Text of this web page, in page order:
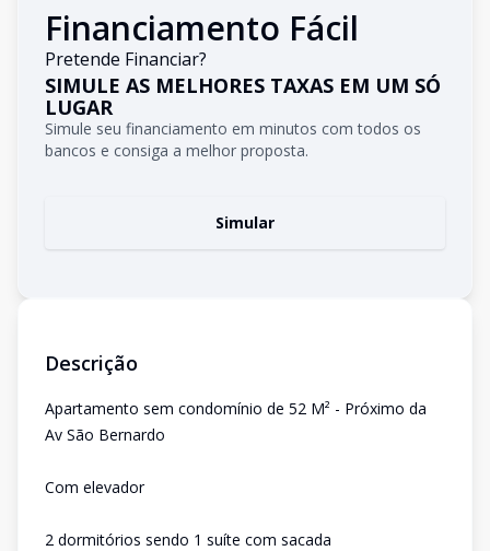
Financiamento Fácil
Pretende Financiar?
SIMULE AS MELHORES TAXAS EM UM SÓ
LUGAR
Simule seu financiamento em minutos com todos os
bancos e consiga a melhor proposta.
Simular
Descrição
Apartamento sem condomínio de 52 M² - Próximo da
Av São Bernardo
Com elevador
2 dormitórios sendo 1 suíte com sacada